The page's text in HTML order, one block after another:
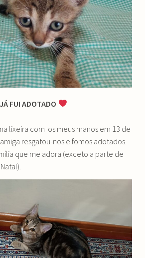
JÁ FUI ADOTADO
lixeira com os meus manos em 13 de
resgatou-nos e fomos adotados.
que me adora (exceto a parte de